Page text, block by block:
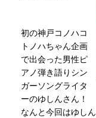
初の神戸コノハコ
トノハちゃん企画
で出会った男性ピ
アノ弾き語りシン
ガーソングライタ
ーのゆしんさん！
なんと今回はゆしん